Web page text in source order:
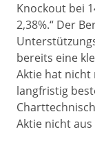
Knockout bei
2,38%.“ Der
bereits eine
Aktie hat nicht
langfristig
Aktie nicht